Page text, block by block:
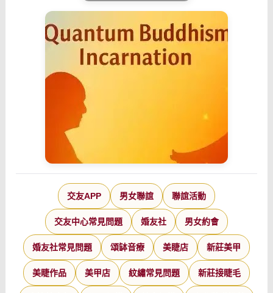
交友APP 男女聯誼 聯誼活動
交友中心常見問題 婚友社 男女約會
婚友社常見問題 頌缽音療 美睫店 新莊美甲
美睫作品 美甲店 紋繡常見問題 新莊接睫毛